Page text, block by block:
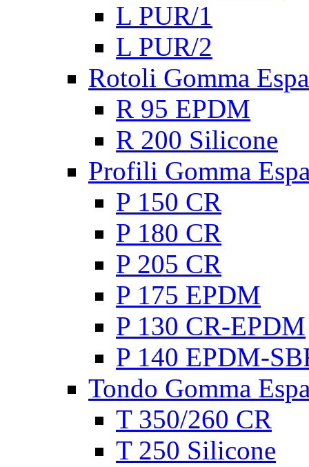
L PUR/1
L PUR/2
Rotoli Gomma
R 95 EPDM
R 200 Silicone
Profili Gomma
P 150 CR
P 180 CR
P 205 CR
P 175 EPDM
P 130 CR-EPDM
P 140 EPDM-
Tondo Gomma
T 350/260 CR
T 250 Silicone